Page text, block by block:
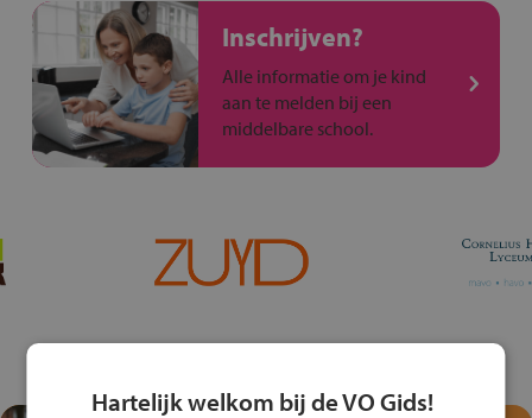
Inschrijven?
Alle informatie om je kind
aan te melden bij een
middelbare school.
Hartelijk welkom bij de VO Gids!